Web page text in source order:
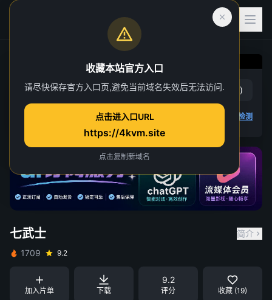
七武士 赞(5) 踩 )
4K 视频无法播放 播放检测
七武士
简介
1709
9.2
加入片单 下载
9.2
评分 收藏 (19)
收藏本站官方入口
请尽快保存官方入口页,避免当前域名失效后无法访问.
点击进入口URL
https://4kvm.site
点击复制新域名